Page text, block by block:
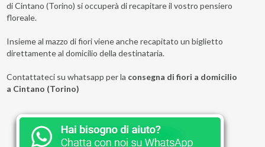
di Cintano (Torino) si occuperà di recapitare il vostro pensiero
floreale.
Insieme al mazzo di fiori viene anche recapitato un biglietto
direttamente al domicilio della destinataria.
Contattateci su whatsapp per la consegna di fiori a domicilio
a Cintano (Torino)